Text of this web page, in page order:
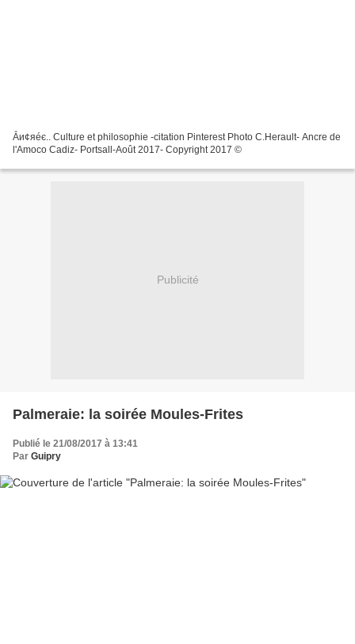
Ẳи¢яéє.. Culture et philosophie -citation Pinterest Photo C.Herault- Ancre de
l'Amoco Cadiz- Portsall-Août 2017- Copyright 2017 ©
Publicité
Palmeraie: la soirée Moules-Frites
Publié le 21/08/2017 à 13:41
Par Guipry